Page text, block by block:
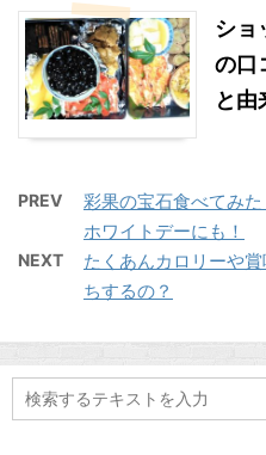
ショ
の口
と由
PREV
彩果の宝石食べてみた
ホワイトデーにも！
NEXT
たくあんカロリーや
ちするの？